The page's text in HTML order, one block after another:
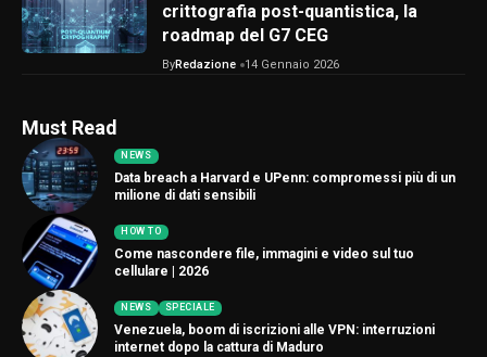
crittografia post-quantistica, la
roadmap del G7 CEG
ByRedazione 14 Gennaio 2026
Must Read
NEWS
Data breach a Harvard e UPenn: compromessi più di un
milione di dati sensibili
HOW TO
Come nascondere file, immagini e video sul tuo
cellulare | 2026
NEWS SPECIALE
Venezuela, boom di iscrizioni alle VPN: interruzioni
internet dopo la cattura di Maduro